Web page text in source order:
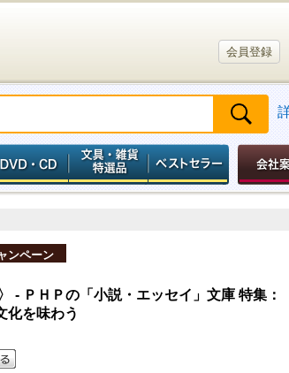
会員登録
ンペーン
- ＰＨＰの「小説・エッセイ」文庫 特集：
化を味わう